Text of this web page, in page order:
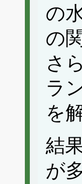
の
の
さ
ラ
を
結
が